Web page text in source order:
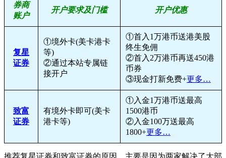
券商
账户
开户要求及门槛 开户优惠
复星
证券
①境外卡(美卡港卡
等)
②通过本站专属链
接开户
①首入1万港币送港美股
终生免佣
②首入2万港币再送450港
币券
③现金打新免费+更多…
致富
证券
有境外卡即可(美卡
港卡等)
①入金1万港币送最高
1500港币
②入金100万送最高
1800+更多…
推荐复星证券和致富证券的原因，主要是因为两家解决了大部